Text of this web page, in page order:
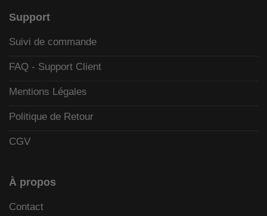
Support
Suivi de commande
FAQ - Support Client
Mentions Légales
Politique de Retour
CGV
À propos
Contact